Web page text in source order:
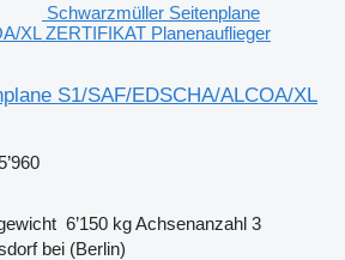
Schwarzmüller Seitenplane
XL ZERTIFIKAT Planenauflieger
S1/SAF/EDSCHA/ALCOA/XL
6’150 kgAchsenanzahl 3
bei (Berlin)